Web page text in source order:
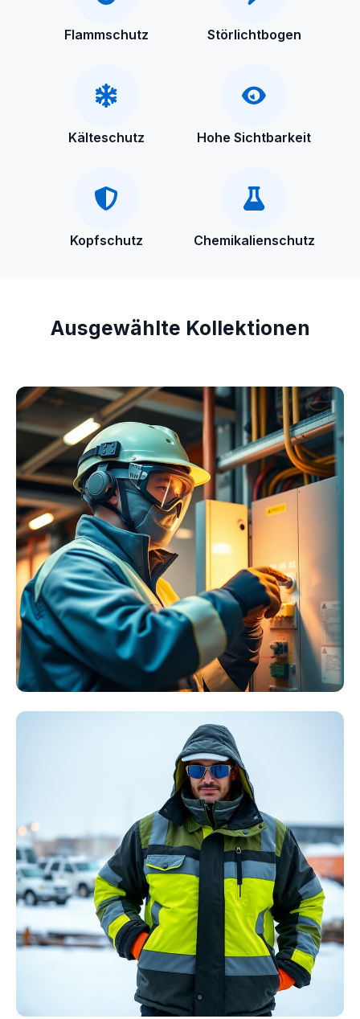
Flammschutz Störlichtbogen
Kälteschutz Hohe Sichtbarkeit
Kopfschutz Chemikalienschutz
Ausgewählte Kollektionen
Störlichtbogen
Komplett-Sets